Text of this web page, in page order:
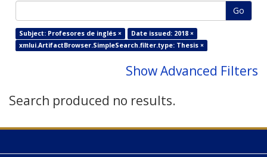
Go
Subject: Profesores de inglés ×
Date issued: 2018 ×
xmlui.ArtifactBrowser.SimpleSearch.filter.type: Thesis ×
Show Advanced Filters
Search produced no results.